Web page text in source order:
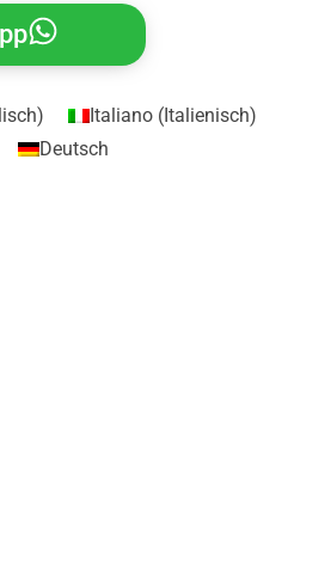
) Italiano(Italienisch)
Deutsch